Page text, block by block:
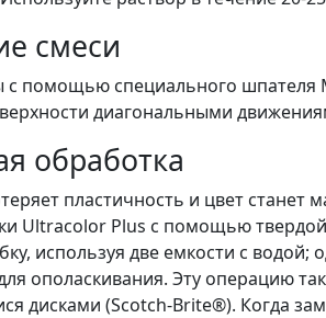
смеси
помощью специального шпателя
диагональными
обработка
пластичность и цвет
Ultracolor Plus с помощью
используя две емкости с водой;
ополаскивания. Эту операцию
дисками (Scotch-Brite®). Когда